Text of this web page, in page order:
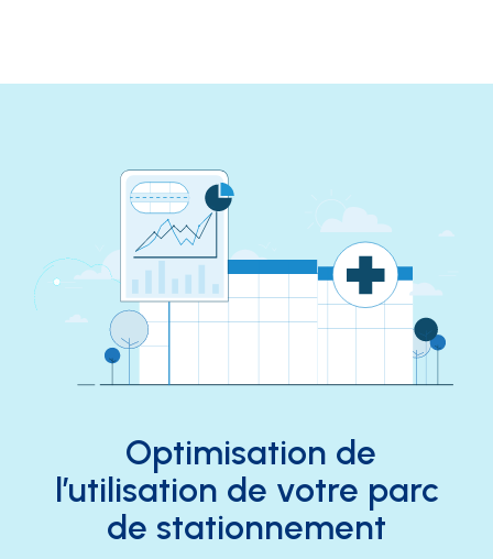
Optimisation de
l’utilisation de votre parc
de stationnement